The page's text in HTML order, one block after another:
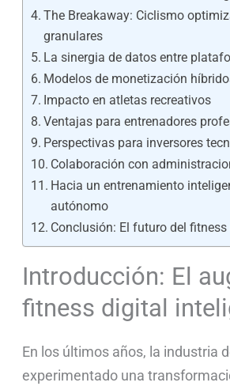
The Breakaway: Ciclismo
granulares
La sinergia de datos entre
Modelos de monetización
Impacto en atletas recreativos
Ventajas para entrenadores
Perspectivas para inversores
Colaboración con
Hacia un entrenamiento
autónomo
Conclusión: El futuro del
Introducción: El
fitness digital
En los últimos años, la industria
experimentado una